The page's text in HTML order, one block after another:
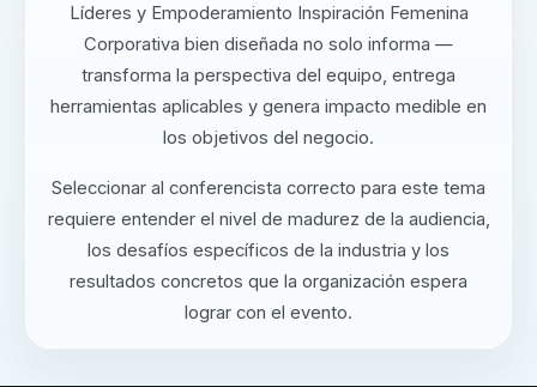
Líderes y Empoderamiento Inspiración Femenina
Corporativa bien diseñada no solo informa —
transforma la perspectiva del equipo, entrega
herramientas aplicables y genera impacto medible en
los objetivos del negocio.
Seleccionar al conferencista correcto para este tema
requiere entender el nivel de madurez de la audiencia,
los desafíos específicos de la industria y los
resultados concretos que la organización espera
lograr con el evento.